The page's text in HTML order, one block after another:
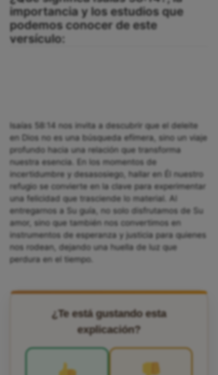
importancia y los estudios que
podemos conocer de este
versículo:
Isaías 58:14 nos invita a descubrir que el deleite
en Dios no es una búsqueda efímera, sino un viaje
profundo hacia una relación que transforma
nuestra esencia. En los momentos de
incertidumbre y desasosiego, hallar en Él nuestro
refugio se convierte en la clave para experimentar
una felicidad que trasciende lo material. Al
entregarnos a Su guía, no solo disfrutamos de Su
amor, sino que también nos convertimos en
instrumentos de esperanza y justicia para quienes
nos rodean, dejando una huella de luz que
perdura en el tiempo.
¿Te está gustando esta
explicación?